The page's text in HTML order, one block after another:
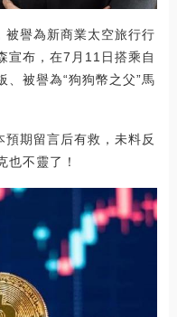
被譽為新商業太空旅行行
宣布，在7月11日搭乘自
、被譽為“狗狗幣之父”馬
期留言后有救，未料反
也不靈了！